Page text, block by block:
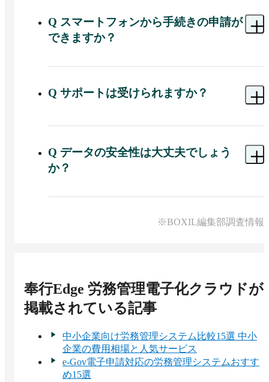
境の準備が完了します。セットアップ自体はオン
ラインで完結しサーバー設置等も不要なため、申
し込みから数日で基本的な機能を利用可能です。
Q スマートフォンから手続きの申請が
できますか？
A 可能です。奉行Edge 労務管理電子化クラウドで
り、PCはもちろんスマートフォンからもアクセス
従業員は自宅や外出先から必要な情報をオンライ
電子サイン、各種申請（住所変更・家族情報変更
など）を行えたりします。
提出後はシステム上で人事担当者とリアルタイム
Q サポートは受けられますか？
A 導入時には必要に応じて有償の導入支援サービ
ど）も受けられます。
自社に合った設定や運用方法については、導入前
に開始できる体制が整っています。
導入後には、サポートサイトや電話・Webサポー
Q データの安全性は大丈夫でしょう
か？
A マイクロソフト社のAzureクラウド上で稼働して
可用性が確保されています。
※出典：奉行Edge 労務管理電子化クラウド公式
HP（2026年2月16日閲覧）
※BOXIL編集部調査情報
奉行Edge 労務管理電子化クラウドが
掲載されている記事
中小企業向け労務管理システム比較15選 中小
企業の費用相場と人気サービス
e-Gov電子申請対応の労務管理システムおすす
め15選